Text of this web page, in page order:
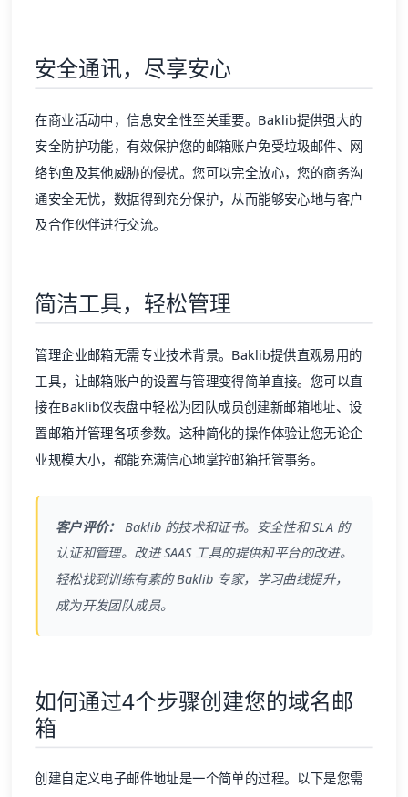
在商业活动中，信息安全性至关重要。Baklib提供强大的
络钓鱼及其他威胁的侵扰。您可以完全放心，您的商务沟
通安全无忧，数据得到充分保护，从而能够安心地与客户
及合作伙伴进行交流。
管理企业邮箱无需专业技术背景。Baklib提供直观易用的
接在Baklib仪表盘中轻松为团队成员创建新邮箱地址、设
置邮箱并管理各项参数。这种简化的操作体验让您无论企
业规模大小，都能充满信心地掌控邮箱托管事务。
轻松找到训练有素的 Baklib 专家，学习曲线提升，
成为开发团队成员。
创建自定义电子邮件地址是一个简单的过程。以下是您需
选择域名